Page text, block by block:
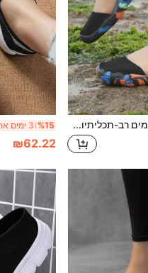
נעלי מים רב-תכליתיות לנשים עם תחושת רגליים חשופות, גרבי חוף למסלולים חוץ-ארץ עם הגנה מפני החלקה, נעלי שחייה גלישה וכושר מהירות ייבוש, נעלי ספורט מים בהתאמה אישית בכתום בהיר %15
₪62.22